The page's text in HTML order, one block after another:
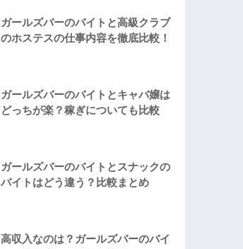
ガールズバーのバイトと高級クラブ
のホステスの仕事内容を徹底比較！
ガールズバーのバイトとキャバ嬢は
どっちが楽？稼ぎについても比較
ガールズバーのバイトとスナックの
バイトはどう違う？比較まとめ
高収入なのは？ガールズバーのバイ